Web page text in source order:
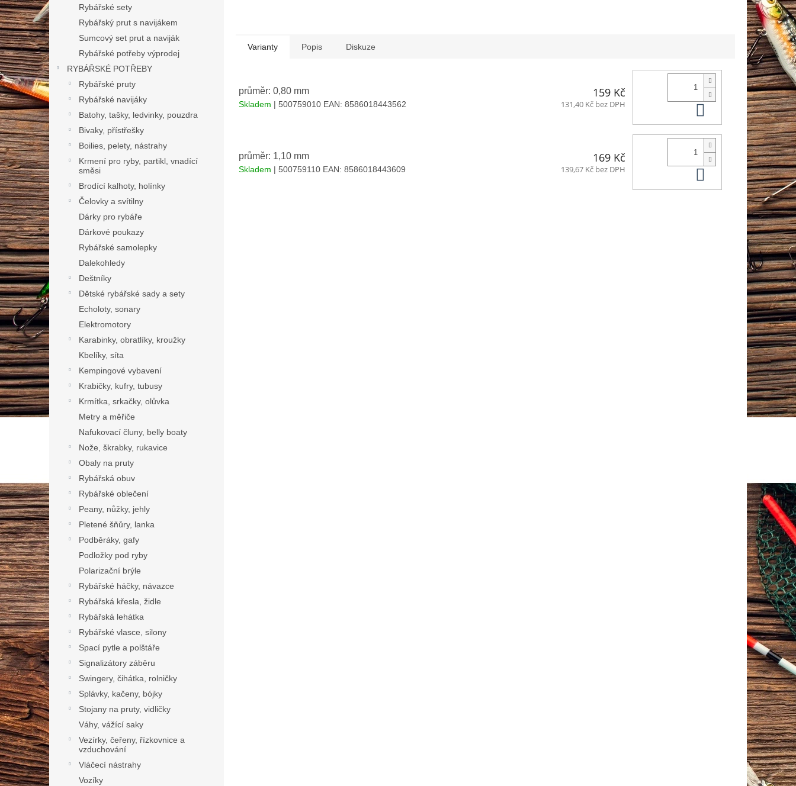
Rybářské sety
Rybářský prut s navijákem
Sumcový set prut a naviják
Rybářské potřeby výprodej
RYBÁŘSKÉ POTŘEBY
Rybářské pruty
Rybářské navijáky
Batohy, tašky, ledvinky, pouzdra
Bivaky, přístřešky
Boilies, pelety, nástrahy
Krmení pro ryby, partikl, vnadící
směsi
Brodící kalhoty, holínky
Čelovky a svítilny
Dárky pro rybáře
Dárkové poukazy
Rybářské samolepky
Dalekohledy
Deštníky
Dětské rybářské sady a sety
Echoloty, sonary
Elektromotory
Karabinky, obratlíky, kroužky
Kbelíky, síta
Kempingové vybavení
Krabičky, kufry, tubusy
Krmítka, srkačky, olůvka
Metry a měřiče
Nafukovací čluny, belly boaty
Nože, škrabky, rukavice
Obaly na pruty
Rybářská obuv
Rybářské oblečení
Peany, nůžky, jehly
Pletené šňůry, lanka
Podběráky, gafy
Podložky pod ryby
Polarizační brýle
Rybářské háčky, návazce
Rybářská křesla, židle
Rybářská lehátka
Rybářské vlasce, silony
Spací pytle a polštáře
Signalizátory záběru
Swingery, čihátka, rolničky
Splávky, kačeny, bójky
Stojany na pruty, vidličky
Váhy, vážící saky
Vezírky, čeřeny, řízkovnice a
vzduchování
Vláčecí nástrahy
Vozíky
Varianty Popis Diskuze
průměr: 0,80 mm
Skladem | 500759010 EAN: 8586018443562
159 Kč
131,40 Kč bez DPH Do košíku
průměr: 1,10 mm
Skladem | 500759110 EAN: 8586018443609
169 Kč
139,67 Kč bez DPH Do košíku